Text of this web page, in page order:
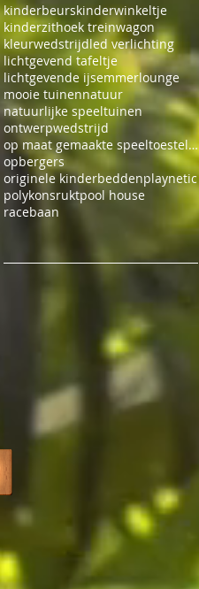
kinderbeurskinderwinkeltje
kinderzithoek treinwagon
kleurwedstrijdled verlichting
lichtgevend tafeltje
lichtgevende ijsemmerlounge
mooie tuinennatuur
natuurlijke speeltuinen
ontwerpwedstrijd
op maat gemaakte speeltoestellen
opbergers
originele kinderbeddenplaynetic
polykonsruktpool house
racebaan